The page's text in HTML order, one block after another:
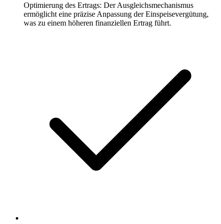
Optimierung des Ertrags: Der Ausgleichsmechanismus
ermöglicht eine präzise Anpassung der Einspeisevergütung,
was zu einem höheren finanziellen Ertrag führt.